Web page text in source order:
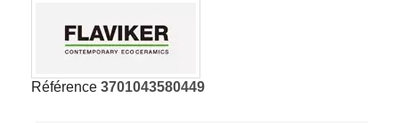
Référence 3701043580449